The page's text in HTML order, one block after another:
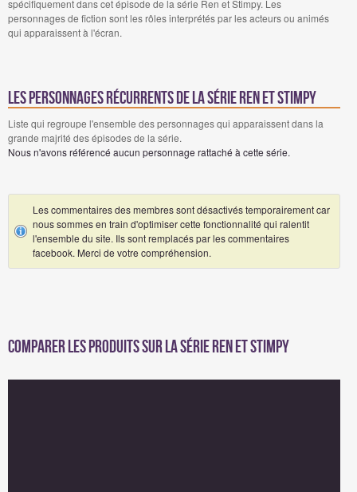
spécifiquement dans cet épisode de la série Ren et Stimpy. Les
personnages de fiction sont les rôles interprétés par les acteurs ou animés
qui apparaissent à l'écran.
Les personnages récurrents de la série Ren et Stimpy
Liste qui regroupe l'ensemble des personnages qui apparaissent dans la
grande majrité des épisodes de la série.
Nous n'avons référencé aucun personnage rattaché à cette série.
Les commentaires des membres sont désactivés temporairement car
nous sommes en train d'optimiser cette fonctionnalité qui ralentit
l'ensemble du site. Ils sont remplacés par les commentaires
facebook. Merci de votre compréhension.
Comparer les produits sur la série Ren et Stimpy